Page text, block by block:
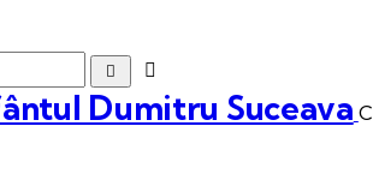
Dumitru Suceava